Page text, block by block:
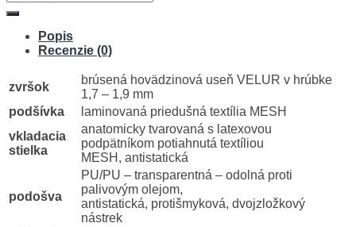
Popis
Recenzie (0)
zvršok
brúsená hovädzinová useň VELUR v hrúbke
1,7 – 1,9 mm
podšívka
laminovaná priedušná textília MESH
vkladacia
stielka
anatomicky tvarovaná s latexovou
podpätníkom potiahnutá textíliou
MESH, antistatická
podošva
PU/PU – transparentná – odolná proti
palivovým olejom,
antistatická, protišmyková, dvojzložkový
nástrek